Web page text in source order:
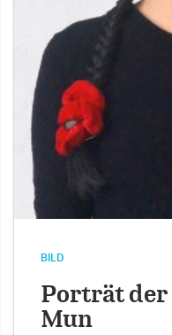
BILD
Porträt der
Mun